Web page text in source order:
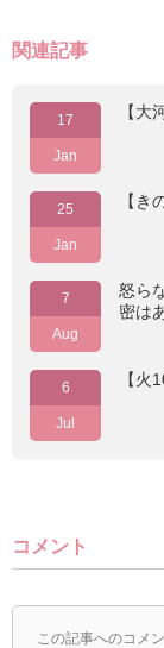
関連記事
17
Jan
【大
25
Jan
【き
7
Aug
怒ら
密は
6
Jul
【火
コメント
この記事へのコメ